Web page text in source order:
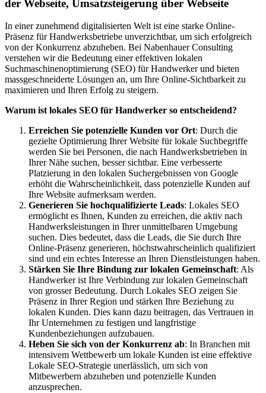
der Webseite, Umsatzsteigerung über Webseite
In einer zunehmend digitalisierten Welt ist eine starke Online-
Präsenz für Handwerksbetriebe unverzichtbar, um sich erfolgreich
von der Konkurrenz abzuheben. Bei Nabenhauer Consulting
verstehen wir die Bedeutung einer effektiven lokalen
Suchmaschinenoptimierung (SEO) für Handwerker und bieten
massgeschneiderte Lösungen an, um Ihre Online-Sichtbarkeit zu
maximieren und Ihren Erfolg zu steigern.
Warum ist lokales SEO für Handwerker so entscheidend?
Erreichen Sie potenzielle Kunden vor Ort: Durch die
gezielte Optimierung Ihrer Website für lokale Suchbegriffe
werden Sie bei Personen, die nach Handwerksbetrieben in
Ihrer Nähe suchen, besser sichtbar. Eine verbesserte
Platzierung in den lokalen Suchergebnissen von Google
erhöht die Wahrscheinlichkeit, dass potenzielle Kunden auf
Ihre Website aufmerksam werden.
Generieren Sie hochqualifizierte Leads: Lokales SEO
ermöglicht es Ihnen, Kunden zu erreichen, die aktiv nach
Handwerksleistungen in Ihrer unmittelbaren Umgebung
suchen. Dies bedeutet, dass die Leads, die Sie durch Ihre
Online-Präsenz generieren, höchstwahrscheinlich qualifiziert
sind und ein echtes Interesse an Ihren Dienstleistungen haben.
Stärken Sie Ihre Bindung zur lokalen Gemeinschaft: Als
Handwerker ist Ihre Verbindung zur lokalen Gemeinschaft
von grosser Bedeutung. Durch Lokales SEO zeigen Sie
Präsenz in Ihrer Region und stärken Ihre Beziehung zu
lokalen Kunden. Dies kann dazu beitragen, das Vertrauen in
Ihr Unternehmen zu festigen und langfristige
Kundenbeziehungen aufzubauen.
Heben Sie sich von der Konkurrenz ab: In Branchen mit
intensivem Wettbewerb um lokale Kunden ist eine effektive
Lokale SEO-Strategie unerlässlich, um sich von
Mitbewerbern abzuheben und potenzielle Kunden
anzusprechen.